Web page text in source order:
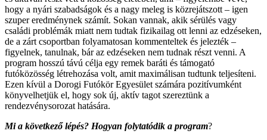
hogy a nyári szabadságok és a nagy meleg is közrejátszott – igen
szuper eredménynek számít. Sokan vannak, akik sérülés vagy
családi problémák miatt nem tudtak fizikailag ott lenni az edzéseken,
de a zárt csoportban folyamatosan kommenteltek és jelezték –
figyelnek, tanulnak, bár az edzéseken nem tudnak részt venni. A
program hosszú távú célja egy remek baráti és támogató
futóközösség létrehozása volt, amit maximálisan tudtunk teljesíteni.
Ezen kívül a Dorogi Futókör Egyesület számára pozitívumként
könyvelhetjük el, hogy sok új, aktív tagot szereztünk a
rendezvénysorozat hatására.
Mi a következő lépés? Hogyan folytatódik a program?